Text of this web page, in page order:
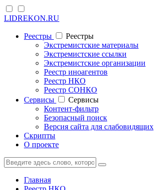
LIDREKON.RU
Реестры
Реестры
Экстремистские материалы
Экстремистские ссылки
Экстремистские организации
Реестр иноагентов
Реестр НКО
Реестр СОНКО
Cервисы
Cервисы
Контент-фильтр
Безопасный поиск
Версия сайта для слабовидящих
Скрипты
О проекте
Главная